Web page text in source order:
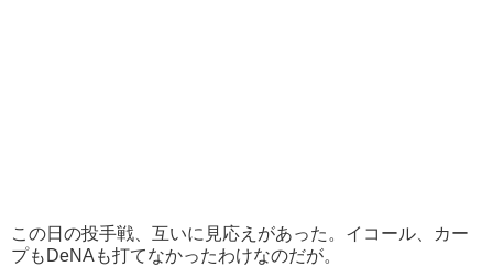
この日の投手戦、互いに見応えがあった。イコール、カー
プもDeNAも打てなかったわけなのだが。